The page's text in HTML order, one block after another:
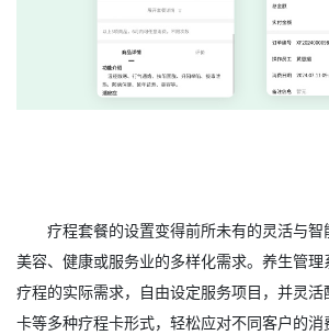
疗程套餐的设置变得前所未有的灵活与
美容、健康或服务业的多样化需求。养生管理
疗程的实际需求，自由设定服务项目，并灵
卡等多种疗程卡形式，轻松应对不同客户的